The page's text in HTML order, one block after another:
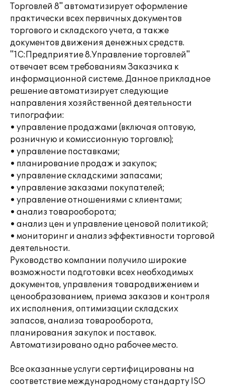
Торговлей 8" автоматизирует оформление
практически всех первичных документов
торгового и складского учета, а также
документов движения денежных средств.
"1С:Предприятие 8.Управление торговлей"
отвечает всем требованиям Заказчика к
информационной системе. Данное прикладное
решение автоматизирует следующие
направления хозяйственной деятельности
типографии:
• управление продажами (включая оптовую,
розничную и комиссионную торговлю);
• управление поставками;
• планирование продаж и закупок;
• управление складскими запасами;
• управление заказами покупателей;
• управление отношениями с клиентами;
• анализ товарооборота;
• анализ цен и управление ценовой политикой;
• мониторинг и анализ эффективности торговой
деятельности.
Руководство компании получило широкие
возможности подготовки всех необходимых
документов, управления товародвижением и
ценообразованием, приема заказов и контроля
их исполнения, оптимизации складских
запасов, анализа товарооборота,
планирования закупок и поставок.
Автоматизировано одно рабочее место.
Все оказанные услуги сертифицированы на
соответствие международному стандарту ISO